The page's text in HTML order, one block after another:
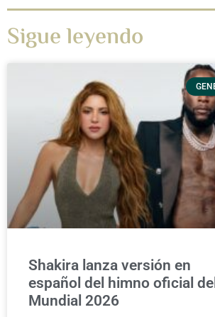
Sigue leyendo
Shakira lanza versión en
español del himno oficial del
Mundial 2026